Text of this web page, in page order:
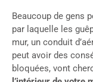
Beaucoup de gens
par laquelle les
mur, un conduit
peut avoir des
bloquées, vont